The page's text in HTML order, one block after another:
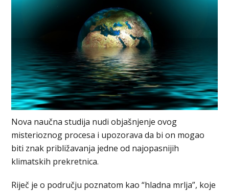
Nova naučna studija nudi objašnjenje ovog
misterioznog procesa i upozorava da bi on mogao
biti znak približavanja jedne od najopasnijih
klimatskih prekretnica.
Riječ je o području poznatom kao “hladna mrlja”, koje